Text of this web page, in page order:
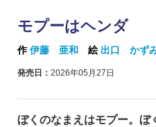
モプーはヘンダ
作伊藤 亜和 絵 出口 かず
発売日： 2026年05月27日
ぼくのなまえはモプー。ぼ